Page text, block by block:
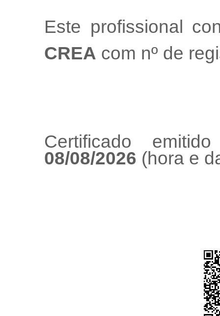
Este profissional
CREA com nº de
Certificado
08/08/2026 (hora e